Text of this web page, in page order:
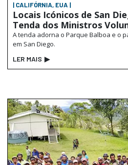
| CALIFÓRNIA, EUA |
Locais Icónicos de San
Tenda dos Ministros
A tenda adorna o Parque Balboa e o
em San Diego.
LER MAIS ▶